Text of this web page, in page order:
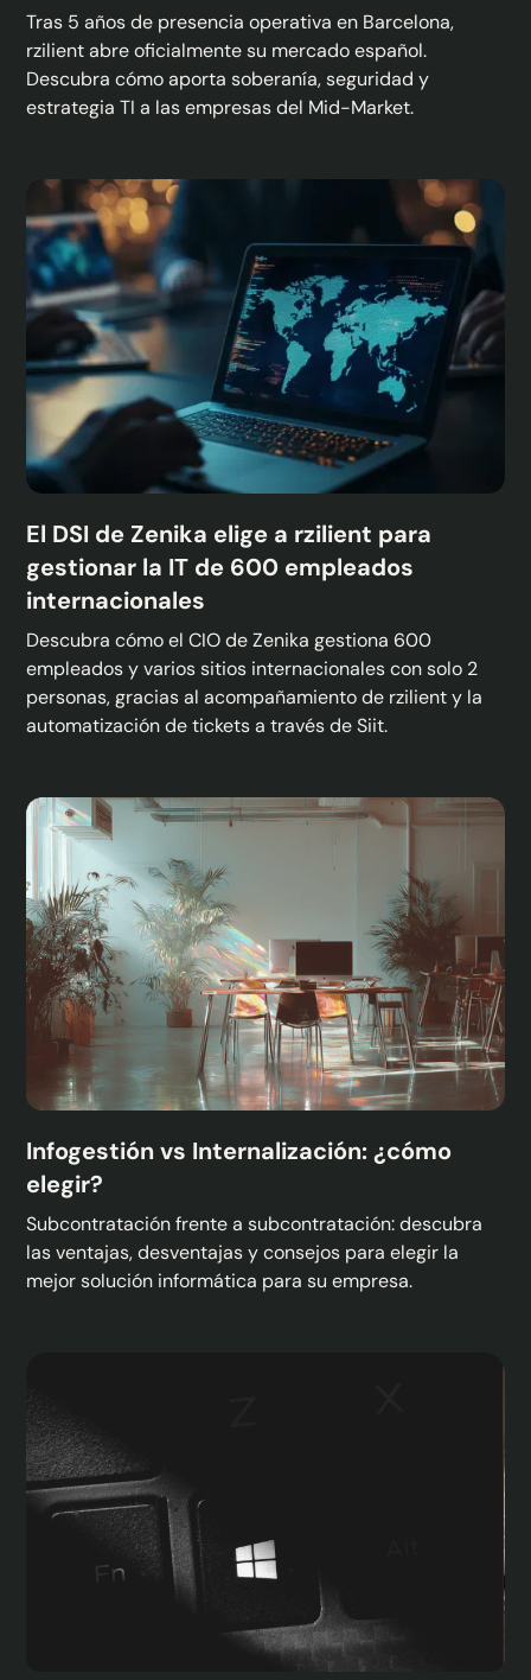
Tras 5 años de presencia operativa en Barcelona,
rzilient abre oficialmente su mercado español.
Descubra cómo aporta soberanía, seguridad y
estrategia TI a las empresas del Mid-Market.
El DSI de Zenika elige a rzilient para
gestionar la IT de 600 empleados
internacionales
Descubra cómo el CIO de Zenika gestiona 600
empleados y varios sitios internacionales con solo 2
personas, gracias al acompañamiento de rzilient y la
automatización de tickets a través de Siit.
Infogestión vs Internalización: ¿cómo
elegir?
Subcontratación frente a subcontratación: descubra
las ventajas, desventajas y consejos para elegir la
mejor solución informática para su empresa.